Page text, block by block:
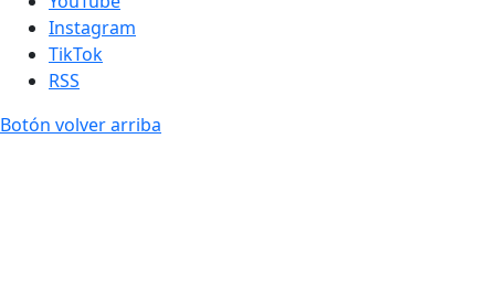
Instagram
TikTok
RSS
Botón volver arriba